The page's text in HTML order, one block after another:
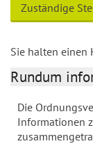
Zuständige
Sie halten einen
Rundum
Die
Informationen